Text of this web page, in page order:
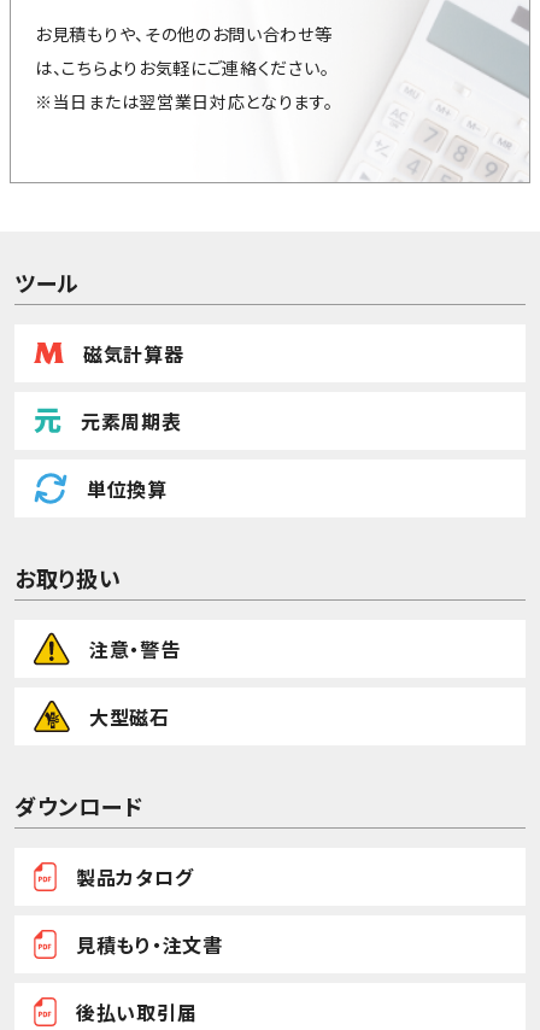
お見積もりや、その他のお問い合わせ等
は、こちらよりお気軽にご連絡ください。
※当日または翌営業日対応となります。
ツール
磁気計算器
元素周期表
単位換算
お取り扱い
注意・警告
大型磁石
ダウンロード
製品カタログ
見積もり・注文書
後払い取引届